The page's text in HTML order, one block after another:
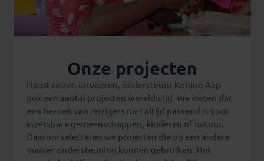
Onze projecten
Naast reizen uitvoeren, ondersteunt Koning Aap
ook een aantal projecten wereldwijd. We weten dat
een bezoek van reizigers niet altijd passend is voor
kwetsbare gemeenschappen, kinderen of natuur.
Daarom selecteren we projecten die op een andere
manier ondersteuning kunnen gebruiken. Het